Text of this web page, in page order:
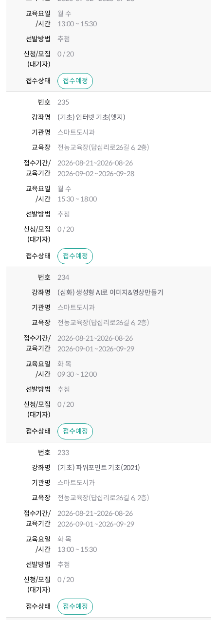
교육요일
/시간
월 수
13:00 ~ 15:30
선발방법
추첨
신청/모집
(대기자)
0 / 20
접수상태 접수예정
번호
235
강좌명
(기초) 인터넷 기초(엣지)
기관명
스마트도시과
교육장
전농교육장(답십리로26길 6, 2층)
접수기간/
교육기간
2026-08-21~2026-08-26
2026-09-02~2026-09-28
교육요일
/시간
월 수
15:30 ~ 18:00
선발방법
추첨
신청/모집
(대기자)
0 / 20
접수상태 접수예정
번호
234
강좌명
(심화) 생성형 AI로 이미지&영상만들기
기관명
스마트도시과
교육장
전농교육장(답십리로26길 6, 2층)
접수기간/
교육기간
2026-08-21~2026-08-26
2026-09-01~2026-09-29
교육요일
/시간
화 목
09:30 ~ 12:00
선발방법
추첨
신청/모집
(대기자)
0 / 20
접수상태 접수예정
번호
233
강좌명
(기초) 파워포인트 기초(2021)
기관명
스마트도시과
교육장
전농교육장(답십리로26길 6, 2층)
접수기간/
교육기간
2026-08-21~2026-08-26
2026-09-01~2026-09-29
교육요일
/시간
화 목
13:00 ~ 15:30
선발방법
추첨
신청/모집
(대기자)
0 / 20
접수상태 접수예정